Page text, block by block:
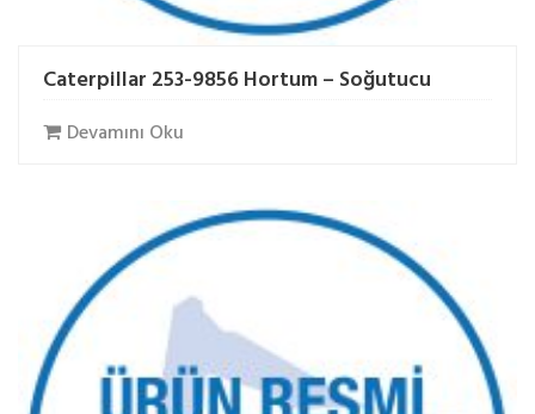
Caterpillar 253-9856 Hortum – Soğutucu
Devamını Oku